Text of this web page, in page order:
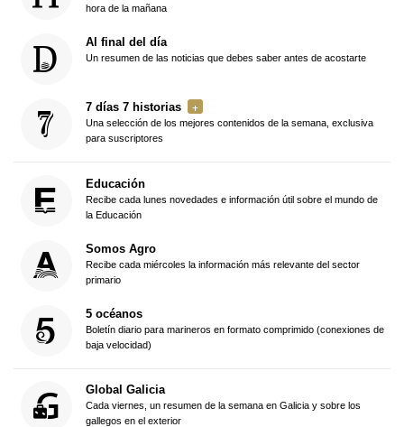
hora de la mañana
Al final del día
Un resumen de las noticias que debes saber antes de acostarte
7 días 7 historias
Una selección de los mejores contenidos de la semana, exclusiva
para suscriptores
Educación
Recibe cada lunes novedades e información útil sobre el mundo de
la Educación
Somos Agro
Recibe cada miércoles la información más relevante del sector
primario
5 océanos
Boletín diario para marineros en formato comprimido (conexiones de
baja velocidad)
Global Galicia
Cada viernes, un resumen de la semana en Galicia y sobre los
gallegos en el exterior